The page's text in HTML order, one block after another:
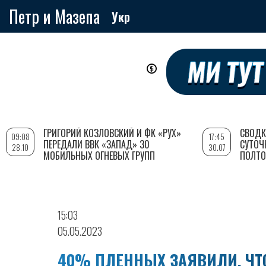
Петр и Мазепа Укр
15:03
05.05.2023
40% ПЛЕННЫХ ЗАЯВИЛИ,
09:08
28.10
ГРИГОРИЙ КОЗЛОВСКИЙ И ФК «РУХ»
ПЕРЕДАЛИ ВВК «ЗАПАД» 30
МОБИЛЬНЫХ ОГНЕВЫХ ГРУПП
17:45
30.07